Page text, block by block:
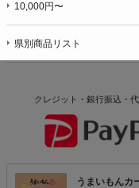
10,000円〜
県別商品リスト
クレジット・銀行振込・
うまいもんカ